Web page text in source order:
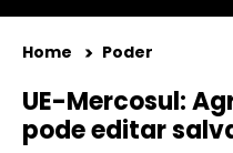
Home Poder
UE-Mercosul:
pode editar